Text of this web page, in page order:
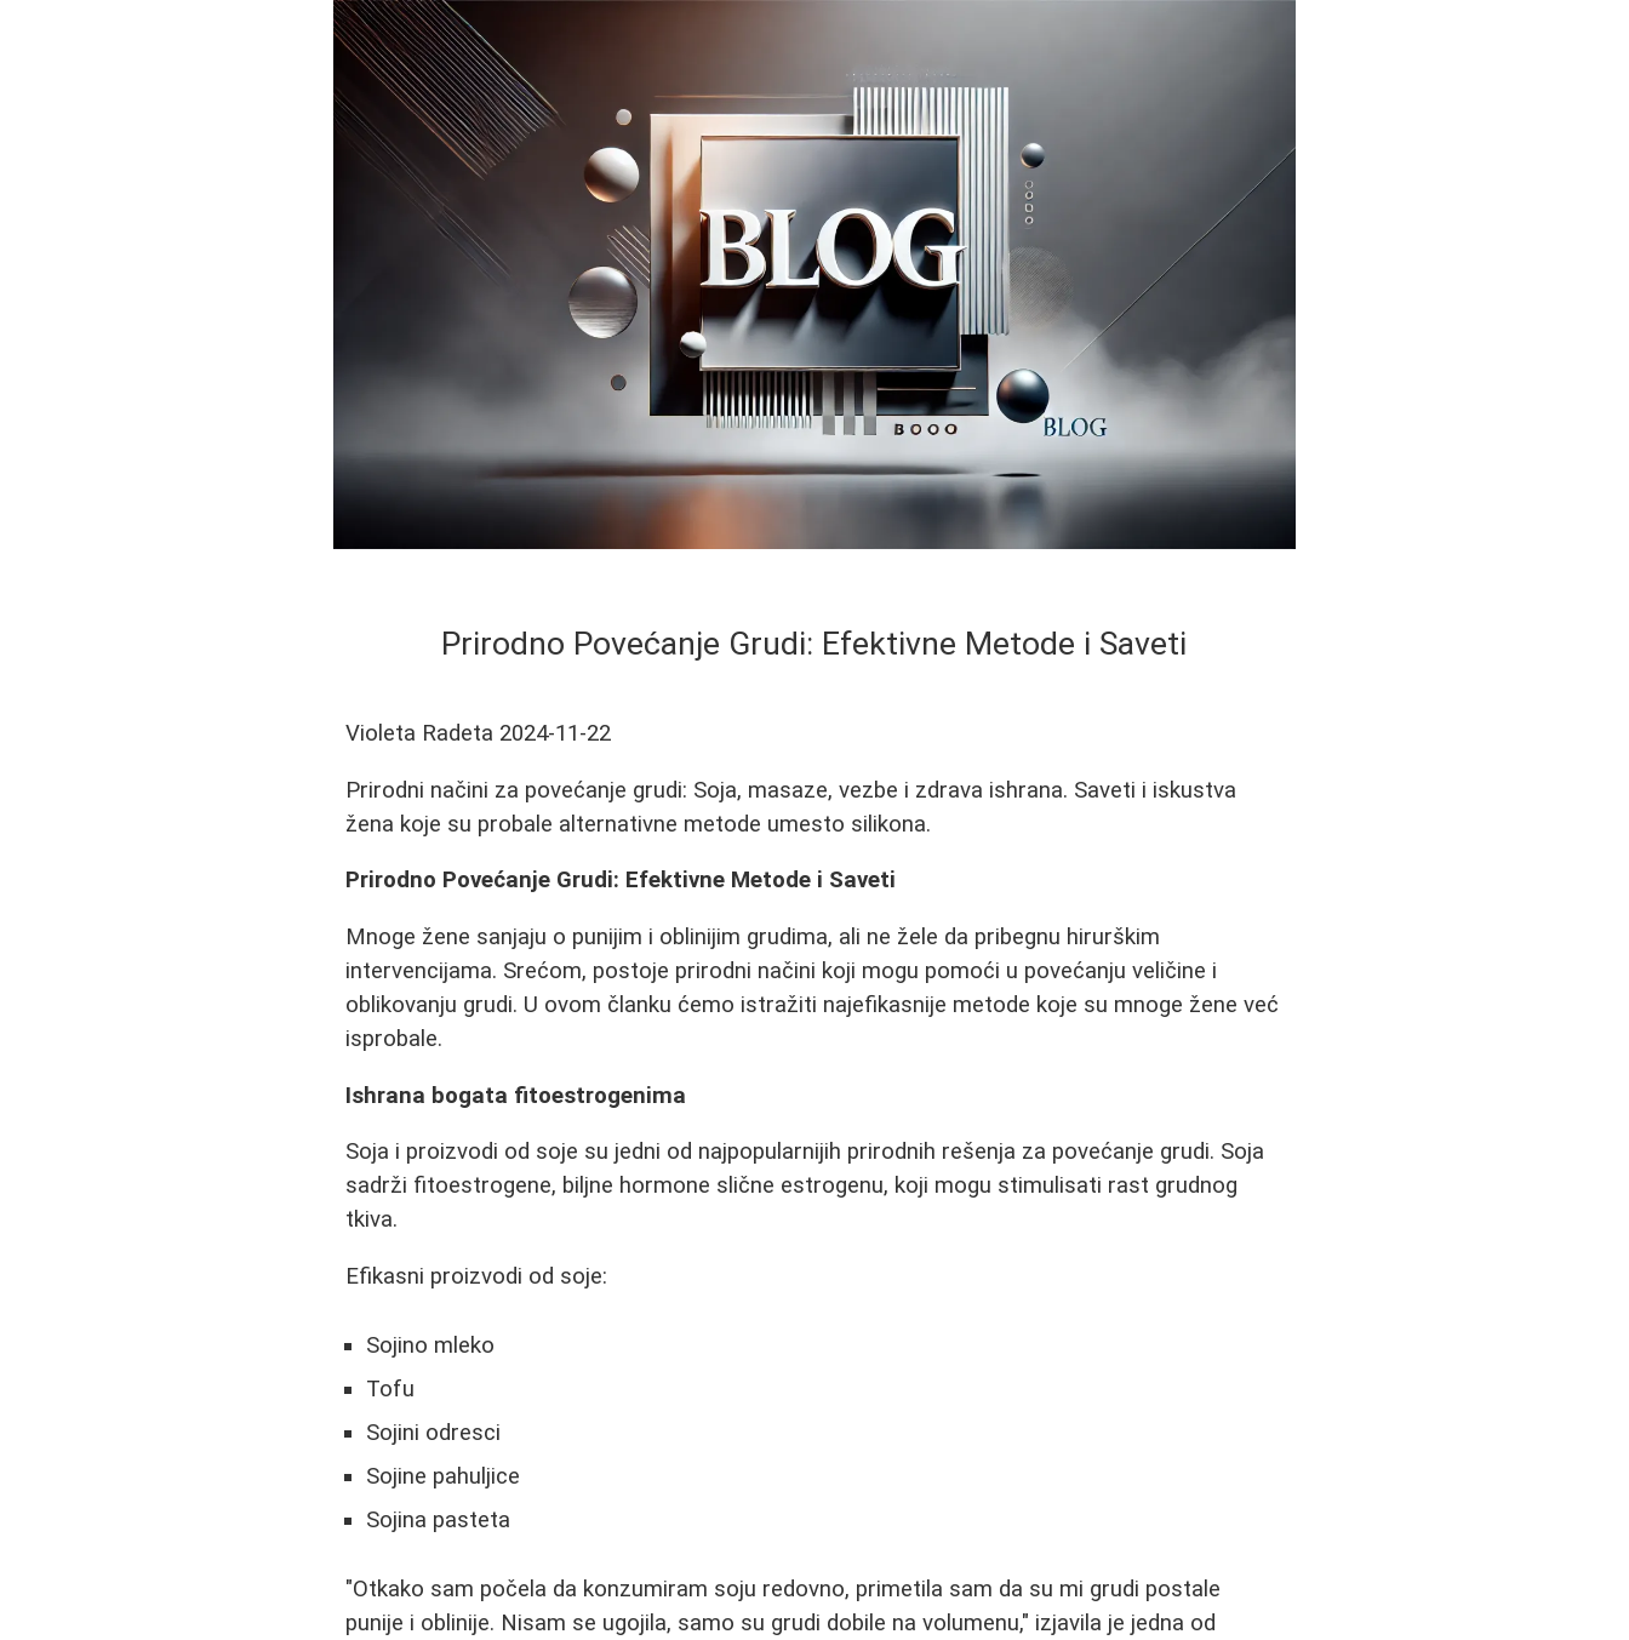
Prirodno Povećanje Grudi: Efektivne Metode i Saveti
Violeta Radeta 2024-11-22
Prirodni načini za povećanje grudi: Soja, masaze, vezbe i zdrava ishrana. Saveti i iskustva
žena koje su probale alternativne metode umesto silikona.
Prirodno Povećanje Grudi: Efektivne Metode i Saveti
Mnoge žene sanjaju o punijim i oblinijim grudima, ali ne žele da pribegnu hirurškim
intervencijama. Srećom, postoje prirodni načini koji mogu pomoći u povećanju veličine i
oblikovanju grudi. U ovom članku ćemo istražiti najefikasnije metode koje su mnoge žene već
isprobale.
Ishrana bogata fitoestrogenima
Soja i proizvodi od soje su jedni od najpopularnijih prirodnih rešenja za povećanje grudi. Soja
sadrži fitoestrogene, biljne hormone slične estrogenu, koji mogu stimulisati rast grudnog
tkiva.
Efikasni proizvodi od soje:
Sojino mleko
Tofu
Sojini odresci
Sojine pahuljice
Sojina pasteta
"Otkako sam počela da konzumiram soju redovno, primetila sam da su mi grudi postale
punije i oblinije. Nisam se ugojila, samo su grudi dobile na volumenu," izjavila je jedna od